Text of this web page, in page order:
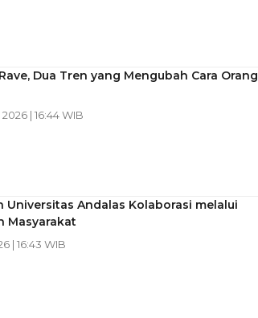
Dua Tren yang Mengubah Cara Orang
| 16:44 WIB
Universitas Andalas Kolaborasi melalui
Masyarakat
| 16:43 WIB